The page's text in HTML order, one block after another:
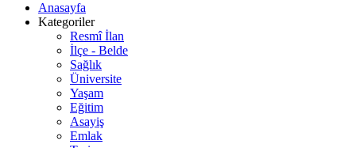
Anasayfa
Kategoriler
Resmî İlan
İlçe - Belde
Sağlık
Üniversite
Yaşam
Eğitim
Asayiş
Emlak